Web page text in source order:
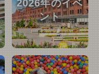
2026年のイベ
ント